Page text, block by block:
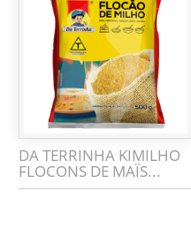
DA TERRINHA KIMILHO
FLOCONS DE MAÏS...